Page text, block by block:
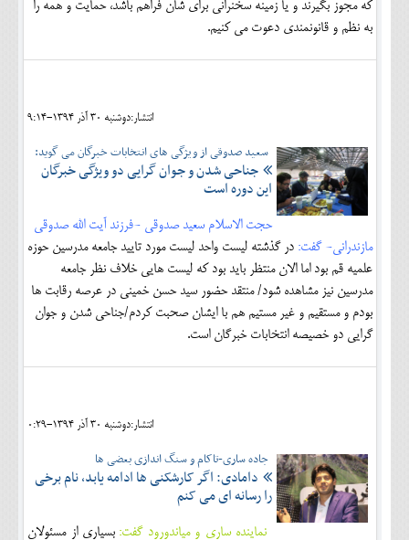
که مجوز بگیرند و یا زمینه سخنرانی برای شان فراهم باشد، حمایت و همه را
به نظم و قانونمندی دعوت می کنیم.
انتشار:دوشنبه 30 آذر 1394-9:14
سعید صدوقی از ویژگی های انتخابات خبرگان می گوید:
جناحی شدن و جوان گرایی دو ویژگی خبرگان
این دوره است
حجت الاسلام سعید صدوقی -فرزند آیت الله صدوقی
مازندرانی- گفت: در گذشته لیست واحد لیست مورد تایید جامعه مدرسین حوزه
علمیه قم بود اما الان منتظر باید بود که لیست هایی خلاف نظر جامعه
مدرسین نیز مشاهده شود/ منتقد حضور سید حسن خمینی در عرصه رقابت ها
بودم و مستقیم و غیر مستیم هم با ایشان صحبت کردم/جناحی شدن و جوان
گرایی دو خصیصه انتخابات خبرگان است.
انتشار:دوشنبه 30 آذر 1394-0:29
جاده ساری-تاکام و سنگ اندازی بعضی ها
دامادی: اگر کارشکنی ها ادامه یابد، نام برخی
را رسانه ای می کنم
نماینده ساری و میاندورود گفت: بسیاری از مسئولان